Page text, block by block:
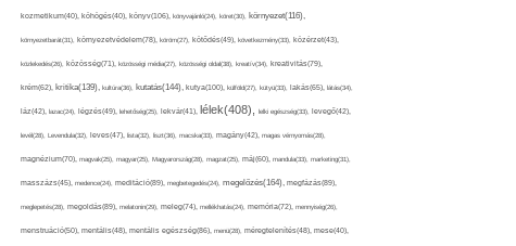
kozmetikum(40), köhögés(40), könyv(106), könyvajánló(24), köret(30), környezet(116),
környezetbarát(31), környezetvédelem(78), köröm(27), kötődés(49), következmény(33), közérzet(43),
közlekedés(26), közösség(71), közösségi média(27), közösségi oldal(38), kreatív(34), kreativitás(79),
krém(62), kritika(139), kultúra(36), kutatás(144), kutya(100), külföld(27), kütyü(33), lakás(65), látás(34),
láz(42), lazac(24), légzés(49), lehetőség(25), lekvár(41), lélek(408), lelki egészség(33), levegő(42),
levél(28), Levendula(32), leves(47), lista(32), liszt(36), macska(33), magány(42), magas vérnyomás(28),
magnézium(70), magvak(25), magyar(25), Magyarország(28), magzat(25), máj(60), mandula(33), marketing(31),
masszázs(45), medence(24), meditáció(89), megbetegedés(24), megelőzés(164), megfázás(89),
meglepetés(28), megoldás(89), melatonin(29), meleg(74), mellékhatás(24), memória(72), mennyiség(26),
menstruáció(50), mentális(48), mentális egészség(86), menü(28), méregtelenítés(48), mese(40),